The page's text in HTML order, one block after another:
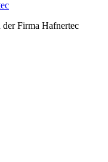
Firma Hafnertec